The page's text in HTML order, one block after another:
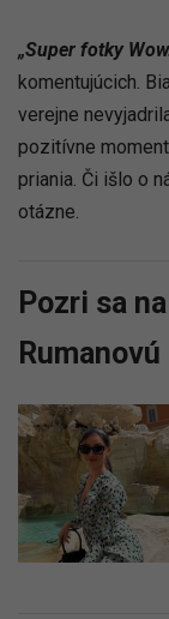
„Super fotky
komentujúcich.
verejne
pozitívne
priania. Či išlo o
otázne.
Pozri sa